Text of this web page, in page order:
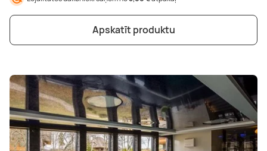
Apskatīt produktu